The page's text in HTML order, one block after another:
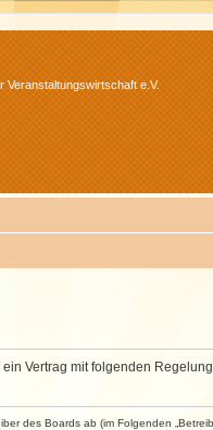
Veranstaltungswirtschaft e.V.
ein Vertrag mit folgenden
des Boards ab (im Folgenden